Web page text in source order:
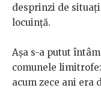
desprinzi de
locuință.
Așa s-a putut
comunele
acum zece ani era